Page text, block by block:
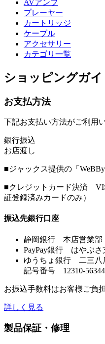
AVアンプ
プレーヤー
カートリッジ
ケーブル
アクセサリー
カテゴリ一覧
ショッピングガイ
お支払方法
下記お支払い方法がご利用
銀行振込
お店渡し
■ジャックス提供の「
■クレジットカード決済
証登録済みカードのみ）
振込先銀行口座
静岡銀行 本店営業部
PayPay銀行 はやぶ
ゆうちょ銀行 二三八
記号番号 12310-
お振込手数料はお客様ご負
詳しく見る
製品保証・修理